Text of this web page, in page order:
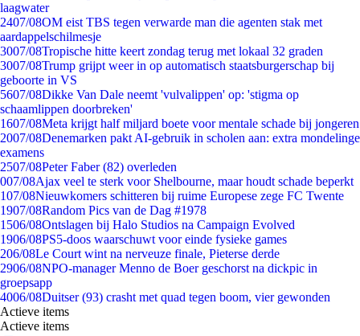
laagwater
2407/08OM eist TBS tegen verwarde man die agenten stak met
aardappelschilmesje
3007/08Tropische hitte keert zondag terug met lokaal 32 graden
3007/08Trump grijpt weer in op automatisch staatsburgerschap bij
geboorte in VS
5607/08Dikke Van Dale neemt 'vulvalippen' op: 'stigma op
schaamlippen doorbreken'
1607/08Meta krijgt half miljard boete voor mentale schade bij jongeren
2007/08Denemarken pakt AI-gebruik in scholen aan: extra mondelinge
examens
2507/08Peter Faber (82) overleden
007/08Ajax veel te sterk voor Shelbourne, maar houdt schade beperkt
107/08Nieuwkomers schitteren bij ruime Europese zege FC Twente
1907/08Random Pics van de Dag #1978
1506/08Ontslagen bij Halo Studios na Campaign Evolved
1906/08PS5-doos waarschuwt voor einde fysieke games
206/08Le Court wint na nerveuze finale, Pieterse derde
2906/08NPO-manager Menno de Boer geschorst na dickpic in
groepsapp
4006/08Duitser (93) crasht met quad tegen boom, vier gewonden
Actieve items
Actieve items